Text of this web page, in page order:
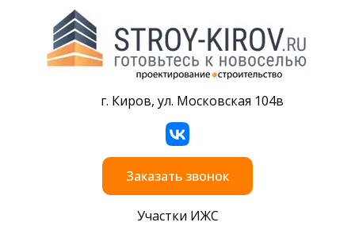
г. Киров, ул. Московская 104в
Заказать звонок
Участки ИЖС